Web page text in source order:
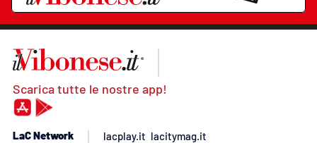
Scarica tutte le nostre app!
LaC Network
lacplay.it lacitymag.it